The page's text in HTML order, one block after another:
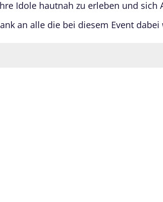
Idole hautnah zu erleben und sich
an alle die bei diesem Event dabei